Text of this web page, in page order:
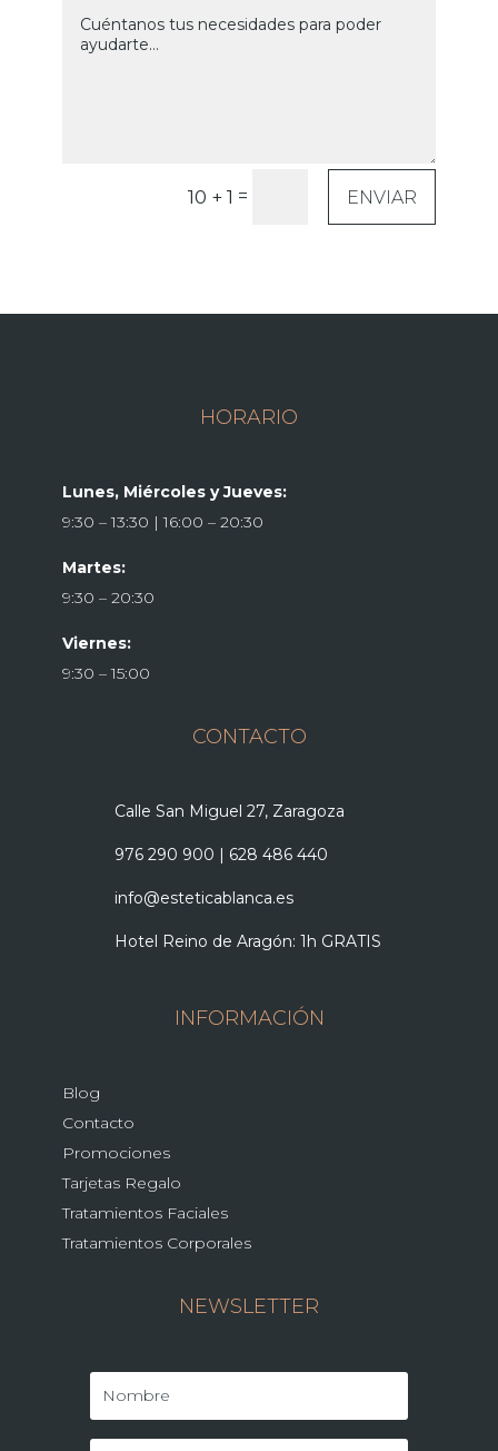
10 + 1 = ENVIAR
HORARIO
Lunes, Miércoles y Jueves:
9:30 – 13:30 | 16:00 – 20:30
Martes:
9:30 – 20:30
Viernes:
9:30 – 15:00
CONTACTO
Calle San Miguel 27, Zaragoza
976 290 900 | 628 486 440
info@esteticablanca.es
Hotel Reino de Aragón: 1h GRATIS
INFORMACIÓN
Blog
Contacto
Promociones
Tarjetas Regalo
Tratamientos Faciales
Tratamientos Corporales
NEWSLETTER